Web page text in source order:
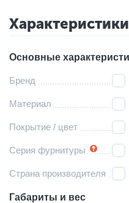
Характеристики
Основные
Бренд
Материал
Покрытие / цвет
Серия фурнитуры
Страна производителя
Габариты и вес